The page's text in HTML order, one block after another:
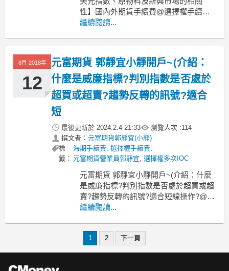
性】國內外期貨手續費@選擇權手續費
@個股期貨手續費@不限口數@全台開
富期貨營業員手續費、元富期貨選擇
權、元富期貨郭靜宜、電子期貨、金融
期貨、ETF期貨手續費、選擇權、元富
繼續閱讀...
8月 2018年
12
元富期貨 郭靜宜小靜開戶~(介紹：
什麼是威廉指標?判別指數是否處於
超買或超賣?趨勢反轉的訊號?適合
短
最後更新於 2024.2.4 21:33 瀏覽人次 :114
撰文者： 元富期貨郭靜宜(小靜)
標
籤：
海期手續費, 選擇權手續費,
元富期貨營業員郭靜宜, 選擇權多次IOC
元富期貨 郭靜宜小靜開戶~(介紹：什麼
是威廉指標?判別指數是否處於超買或超
賣?趨勢反轉的訊號?適合短線操作?@大
台手續費@小台手續費@選擇權手續費
元富期貨~小靜、國內外期貨手續費、元
繼續閱讀...
1 2 下一頁